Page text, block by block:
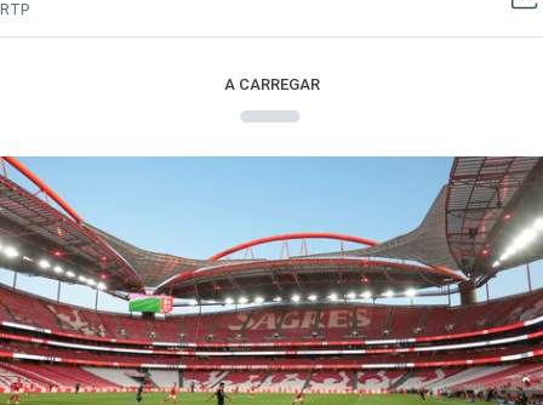
RTP
A CARREGAR